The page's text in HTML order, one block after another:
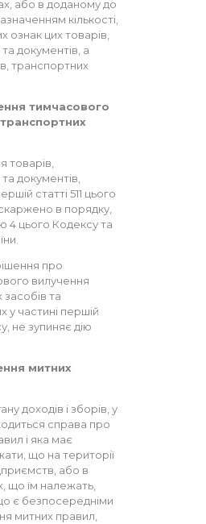
або в доданому до
кількості,
ознак цих товарів,
документів, а
транспортних
тимчасового
товарів,
документів,
статті 511 цього
в порядку,
4 цього Кодексу та
про
вилучення
та
у частині першій
не зупиняє дію
митних
доходів і зборів, у
справа про
і яка має
що на території
або в
що їм належать,
є безпосередніми
митних правил,